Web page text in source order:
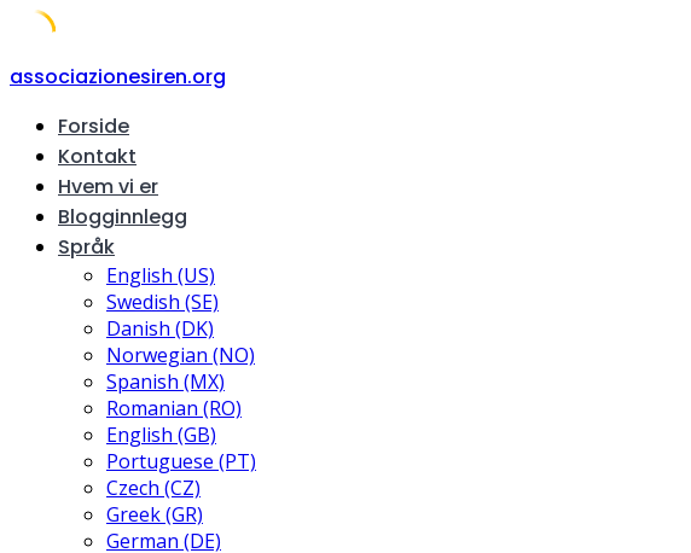
Skip
content
associazionesiren.org
Forside
Kontakt
Hvem vi er
Blogginnlegg
Språk
English (US)
Swedish (SE)
Danish (DK)
Norwegian (NO)
Spanish (MX)
Romanian (RO)
English (GB)
Portuguese (PT)
Czech (CZ)
Greek (GR)
German (DE)